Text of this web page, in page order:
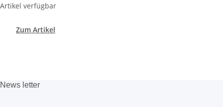
Artikel verfügbar
Zum Artikel
News letter